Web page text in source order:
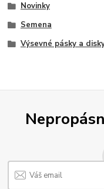
Novinky
Semena
Výsevné pásky a